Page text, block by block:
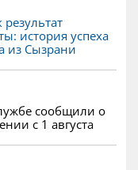
история успеха
из Сызрани
сообщили о
с 1 августа